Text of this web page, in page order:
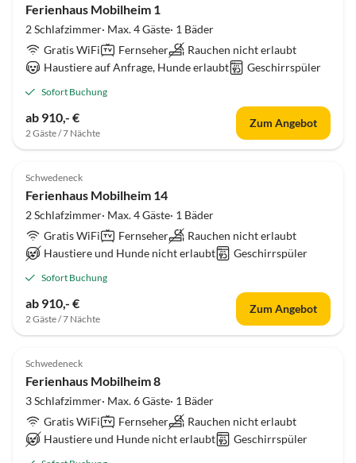
Ferienhaus Mobilheim 1
2 Schlafzimmer· Max. 4 Gäste· 1 Bäder
Gratis WiFi
Fernseher
Rauchen nicht erlaubt
Haustiere auf Anfrage, Hunde erlaubt
Geschirrspüler
Sofort Buchung
ab 910,- €
2 Gäste / 7 Nächte
Zum Angebot
Schwedeneck
Ferienhaus Mobilheim 14
2 Schlafzimmer· Max. 4 Gäste· 1 Bäder
Gratis WiFi
Fernseher
Rauchen nicht erlaubt
Haustiere und Hunde nicht erlaubt
Geschirrspüler
Sofort Buchung
ab 910,- €
2 Gäste / 7 Nächte
Zum Angebot
Schwedeneck
Ferienhaus Mobilheim 8
3 Schlafzimmer· Max. 6 Gäste· 1 Bäder
Gratis WiFi
Fernseher
Rauchen nicht erlaubt
Haustiere und Hunde nicht erlaubt
Geschirrspüler